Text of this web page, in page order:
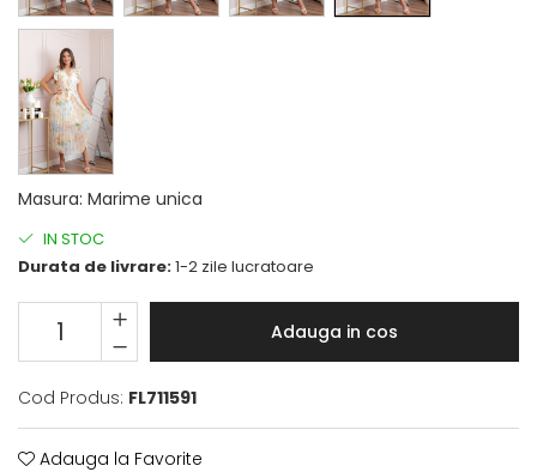
Masura: Marime unica
IN STOC
Durata de livrare:1-2 zile lucratoare
Adauga in cos
Cod Produs: FL711591
Adauga la Favorite